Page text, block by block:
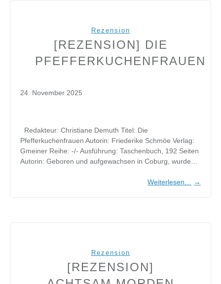
Rezension
[REZENSION] DIE
PFEFFERKUCHENFRAUEN
24. November 2025
Redakteur: Christiane Demuth Titel: Die
Pfefferkuchenfrauen Autorin: Friederike Schmöe Verlag:
Gmeiner Reihe: -/- Ausführung: Taschenbuch, 192 Seiten
Autorin: Geboren und aufgewachsen in Coburg, wurde…
Weiterlesen… →
Rezension
[REZENSION]